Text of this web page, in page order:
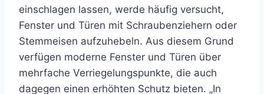
einschlagen lassen, werde häufig versucht,
Fenster und Türen mit Schraubenziehern oder
Stemmeisen aufzuhebeln. Aus diesem Grund
verfügen moderne Fenster und Türen über
mehrfache Verriegelungspunkte, die auch
dagegen einen erhöhten Schutz bieten. „In